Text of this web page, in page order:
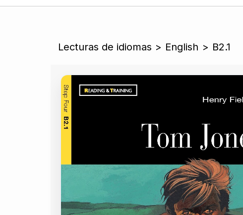
Lecturas de idiomas > English > B2.1